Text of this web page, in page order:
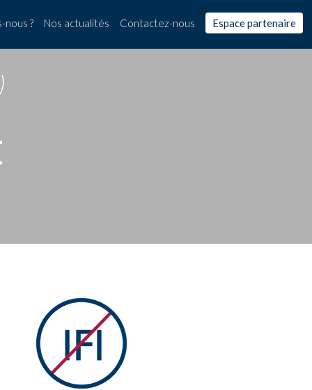
nous ? Nos actualités Contactez-nous Espace partenaire